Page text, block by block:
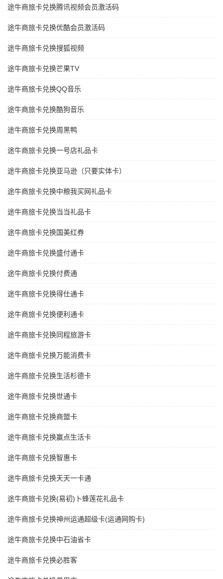
途牛商旅卡兑换腾讯视频会员激活码
途牛商旅卡兑换优酷会员激活码
途牛商旅卡兑换搜狐视频
途牛商旅卡兑换芒果TV
途牛商旅卡兑换QQ音乐
途牛商旅卡兑换酷狗音乐
途牛商旅卡兑换周黑鸭
途牛商旅卡兑换一号店礼品卡
途牛商旅卡兑换亚马逊（只要实体卡）
途牛商旅卡兑换中粮我买网礼品卡
途牛商旅卡兑换当当礼品卡
途牛商旅卡兑换国美红券
途牛商旅卡兑换盛付通卡
途牛商旅卡兑换付费通
途牛商旅卡兑换得仕通卡
途牛商旅卡兑换便利通卡
途牛商旅卡兑换同程旅游卡
途牛商旅卡兑换万能消费卡
途牛商旅卡兑换生活杉德卡
途牛商旅卡兑换世通卡
途牛商旅卡兑换商盟卡
途牛商旅卡兑换赢点生活卡
途牛商旅卡兑换智惠卡
途牛商旅卡兑换天天一卡通
途牛商旅卡兑换(易初)卜蜂莲花礼品卡
途牛商旅卡兑换神州运通超级卡(运通网购卡)
途牛商旅卡兑换中石油省卡
途牛商旅卡兑换必胜客